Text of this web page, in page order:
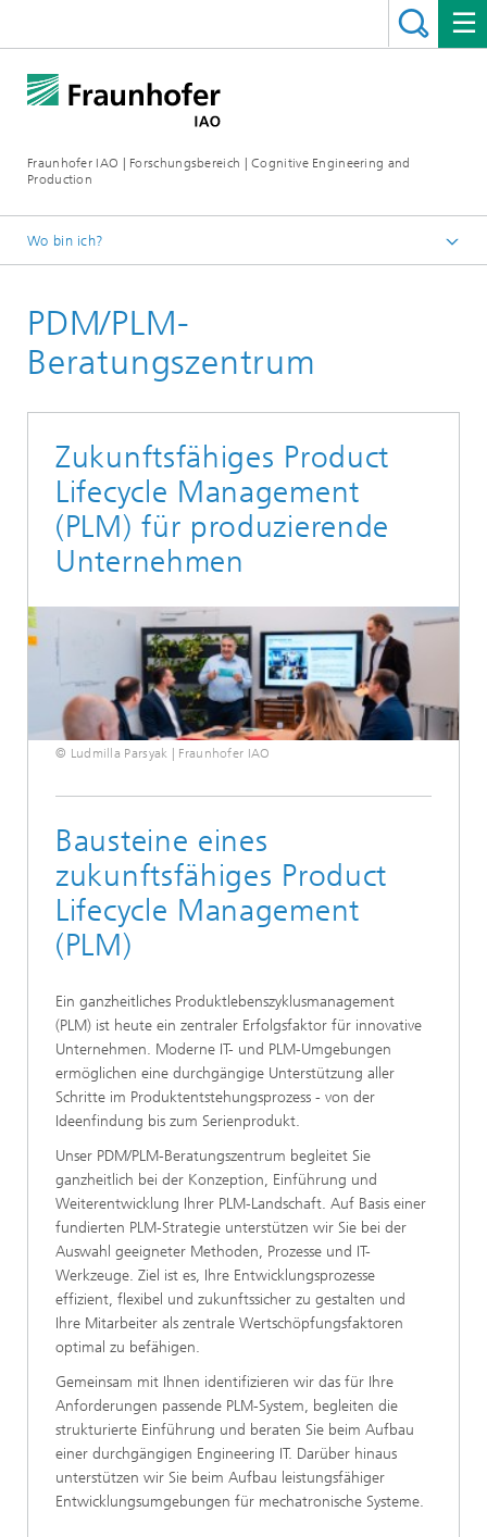
Fraunhofer IAO | Forschungsbereich | Cognitive Engineering and
Production
Wo bin ich?
Produkte & Lösungen
Produktentwicklung
PDM/PLM-
Beratungszentrum
Zukunftsfähiges Product
Lifecycle Management
(PLM) für produzierende
Unternehmen
© Ludmilla Parsyak | Fraunhofer IAO
Bausteine eines
zukunftsfähiges Product
Lifecycle Management
(PLM)
Ein ganzheitliches Produktlebenszyklusmanagement
(PLM) ist heute ein zentraler Erfolgsfaktor für innovative
Unternehmen. Moderne IT- und PLM-Umgebungen
ermöglichen eine durchgängige Unterstützung aller
Schritte im Produktentstehungsprozess - von der
Ideenfindung bis zum Serienprodukt.​
Unser PDM/PLM-Beratungszentrum begleitet Sie
ganzheitlich bei der Konzeption, Einführung und
Weiterentwicklung Ihrer PLM-Landschaft. Auf Basis einer
fundierten PLM-Strategie unterstützen wir Sie bei der
Auswahl geeigneter Methoden, Prozesse und IT-
Werkzeuge. Ziel ist es, Ihre Entwicklungsprozesse
effizient, flexibel und zukunftssicher zu gestalten und
Ihre Mitarbeiter als zentrale Wertschöpfungsfaktoren
optimal zu befähigen.​
Gemeinsam mit Ihnen identifizieren wir das für Ihre
Anforderungen passende PLM-System, begleiten die
strukturierte Einführung und beraten Sie beim Aufbau
einer durchgängigen Engineering IT. Darüber hinaus
unterstützen wir Sie beim Aufbau leistungsfähiger
Entwicklungsumgebungen für mechatronische Systeme.